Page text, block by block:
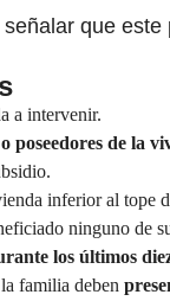
que
a intervenir.
poseedores de la
inferior al tope
ninguno de
los últimos
familia deben